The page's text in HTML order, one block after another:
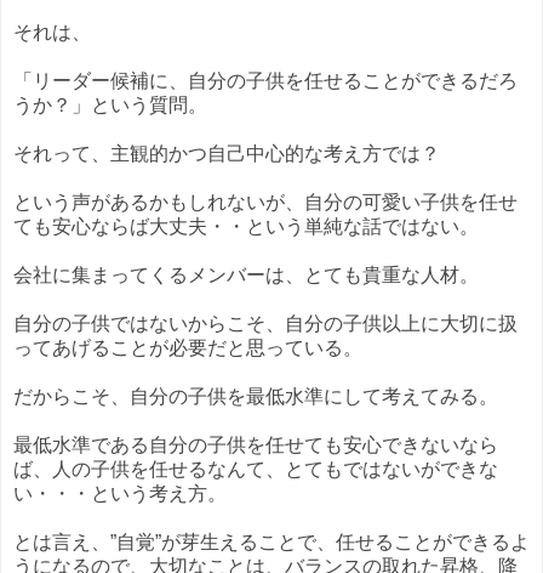
それは、
「リーダー候補に、自分の子供を任せることができるだろ
うか？」という質問。
それって、主観的かつ自己中心的な考え方では？
という声があるかもしれないが、自分の可愛い子供を任せ
ても安心ならば大丈夫・・という単純な話ではない。
会社に集まってくるメンバーは、とても貴重な人材。
自分の子供ではないからこそ、自分の子供以上に大切に扱
ってあげることが必要だと思っている。
だからこそ、自分の子供を最低水準にして考えてみる。
最低水準である自分の子供を任せても安心できないなら
ば、人の子供を任せるなんて、とてもではないができな
い・・・という考え方。
とは言え、”自覚”が芽生えることで、任せることができるよ
うになるので、大切なことは、バランスの取れた昇格、降